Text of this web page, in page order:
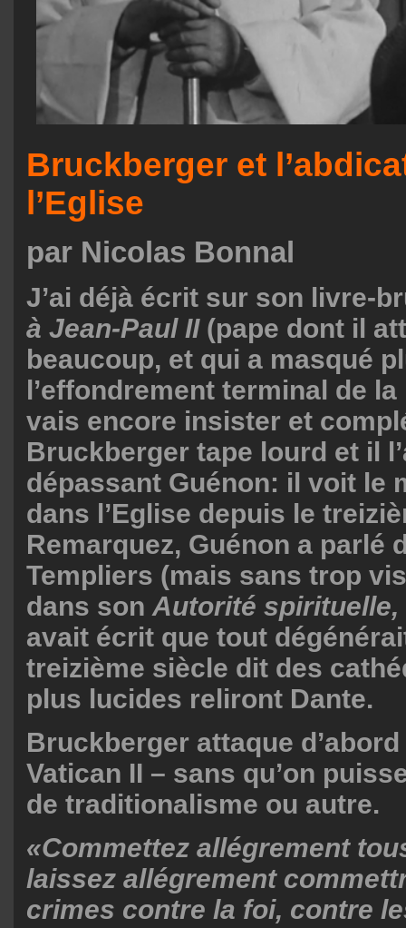
Bruckberger et
l’Eglise
par Nicolas Bonnal
J’ai déjà écrit sur son livre-
à Jean-Paul II(pape dont il
beaucoup, et qui a masqué
l’effondrement terminal de
vais encore insister et
Bruckberger tape lourd et il
dépassant Guénon: il voit le
dans l’Eglise depuis le
Remarquez, Guénon a parlé
Templiers (mais sans trop
dans son Autorité spirituelle,
avait écrit que tout
treizième siècle dit des
plus lucides reliront Dante.
Bruckberger attaque
Vatican II – sans qu’on
de traditionalisme ou autre.
«Commettez allégrement
laissez allégrement
crimes contre la foi, contre